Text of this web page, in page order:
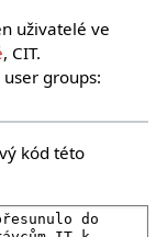
uživatelé ve
, CIT.
groups:
kód této